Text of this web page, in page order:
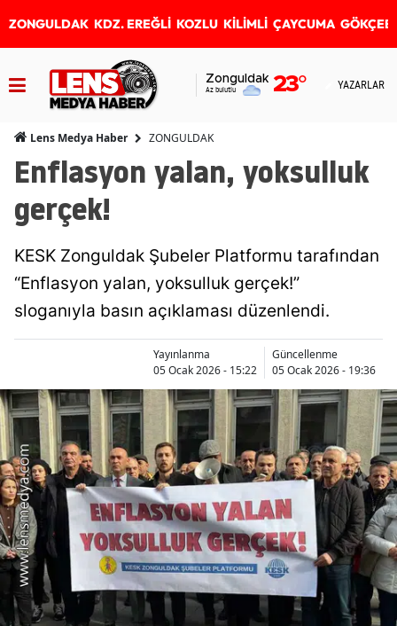
ZONGULDAK KDZ. EREĞLİ KOZLU KİLİMLİ ÇAYCUMA
Zonguldak
Az bulutlu 23° YAZARLAR
Lens Medya Haber ZONGULDAK
Enflasyon yalan, yoksulluk
gerçek!
KESK Zonguldak Şubeler Platformu tarafından
“Enflasyon yalan, yoksulluk gerçek!”
sloganıyla basın açıklaması düzenlendi.
Yayınlanma
05 Ocak 2026 - 15:22
Güncellenme
05 Ocak 2026 - 19:36